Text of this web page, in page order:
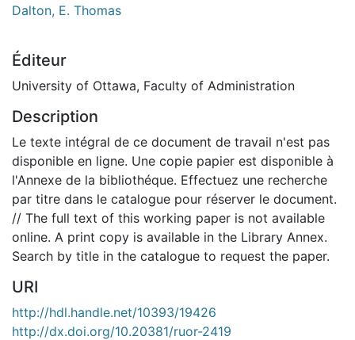
Dalton, E. Thomas
Éditeur
University of Ottawa, Faculty of Administration
Description
Le texte intégral de ce document de travail n'est pas
disponible en ligne. Une copie papier est disponible à
l'Annexe de la bibliothéque. Effectuez une recherche
par titre dans le catalogue pour réserver le document.
// The full text of this working paper is not available
online. A print copy is available in the Library Annex.
Search by title in the catalogue to request the paper.
URI
http://hdl.handle.net/10393/19426
http://dx.doi.org/10.20381/ruor-2419